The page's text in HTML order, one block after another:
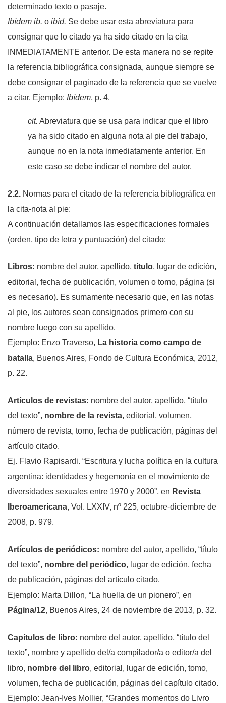
determinado texto o pasaje.
Ibídem ib. o ibíd. Se debe usar esta abreviatura para
consignar que lo citado ya ha sido citado en la cita
INMEDIATAMENTE anterior. De esta manera no se repite
la referencia bibliográfica consignada, aunque siempre se
debe consignar el paginado de la referencia que se vuelve
a citar. Ejemplo: Ibídem, p. 4.
cit. Abreviatura que se usa para indicar que el libro
ya ha sido citado en alguna nota al pie del trabajo,
aunque no en la nota inmediatamente anterior. En
este caso se debe indicar el nombre del autor.
2.2. Normas para el citado de la referencia bibliográfica en
la cita-nota al pie:
A continuación detallamos las especificaciones formales
(orden, tipo de letra y puntuación) del citado:
Libros: nombre del autor, apellido, título, lugar de edición,
editorial, fecha de publicación, volumen o tomo, página (si
es necesario). Es sumamente necesario que, en las notas
al pie, los autores sean consignados primero con su
nombre luego con su apellido.
Ejemplo: Enzo Traverso, La historia como campo de
batalla, Buenos Aires, Fondo de Cultura Económica, 2012,
p. 22.
Artículos de revistas: nombre del autor, apellido, “título
del texto”, nombre de la revista, editorial, volumen,
número de revista, tomo, fecha de publicación, páginas del
artículo citado.
Ej. Flavio Rapisardi. “Escritura y lucha política en la cultura
argentina: identidades y hegemonía en el movimiento de
diversidades sexuales entre 1970 y 2000”, en Revista
Iberoamericana, Vol. LXXIV, nº 225, octubre-diciembre de
2008, p. 979.
Artículos de periódicos: nombre del autor, apellido, “título
del texto”, nombre del periódico, lugar de edición, fecha
de publicación, páginas del artículo citado.
Ejemplo: Marta Dillon, “La huella de un pionero”, en
Página/12, Buenos Aires, 24 de noviembre de 2013, p. 32.
Capítulos de libro: nombre del autor, apellido, “título del
texto”, nombre y apellido del/a compilador/a o editor/a del
libro, nombre del libro, editorial, lugar de edición, tomo,
volumen, fecha de publicación, páginas del capítulo citado.
Ejemplo: Jean-Ives Mollier, “Grandes momentos do Livro